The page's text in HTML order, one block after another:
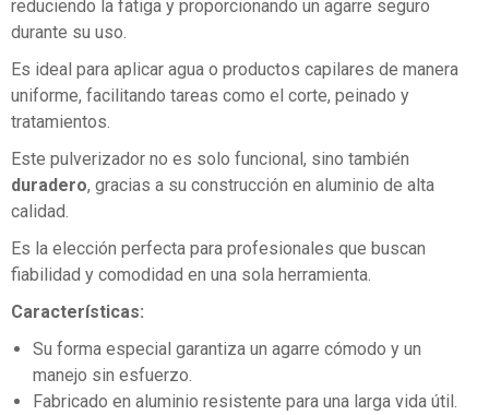
reduciendo la fatiga y proporcionando un agarre seguro
durante su uso.
Es ideal para aplicar agua o productos capilares de manera
uniforme, facilitando tareas como el corte, peinado y
tratamientos.
Este pulverizador no es solo funcional, sino también
duradero, gracias a su construcción en aluminio de alta
calidad.
Es la elección perfecta para profesionales que buscan
fiabilidad y comodidad en una sola herramienta.
Características:
Su forma especial garantiza un agarre cómodo y un
manejo sin esfuerzo.
Fabricado en aluminio resistente para una larga vida útil.